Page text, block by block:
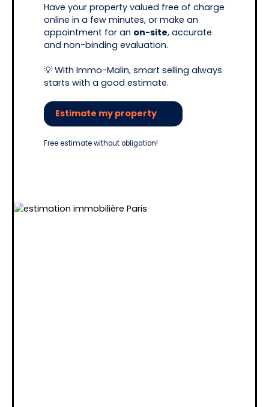
Have your property valued free of charge
online in a few minutes, or make an
appointment for an on-site, accurate
and non-binding evaluation.
💡 With Immo-Malin, smart selling always
starts with a good estimate.
Estimate my property
Free estimate without obligation!